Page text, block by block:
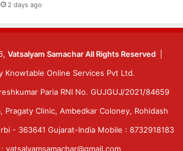
2 days ago
Vatsalyam Samachar All Rights Reserved
Knowtable Online Services Pvt Ltd.
Paria RNI No. GUJGUJ/2021/84659
Pragaty Clinic, Ambedkar Coloney, Rohidash
- 363641 Gujarat-India Mobile : 8732918183
: vatsalyamsamachar@gmail.com